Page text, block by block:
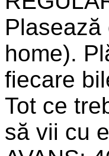
home).
fiecare
Tot ce
să vii cu